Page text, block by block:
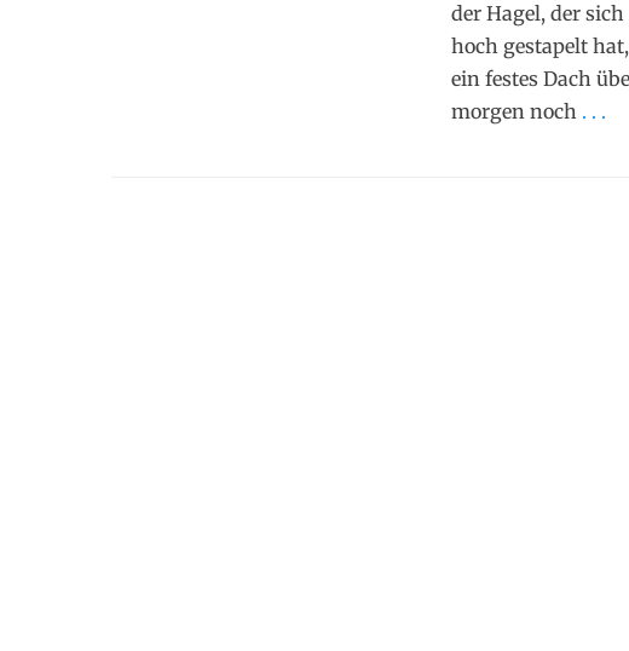
der Hagel, der
hoch gestapelt
ein festes Dach
morgen noch . . .